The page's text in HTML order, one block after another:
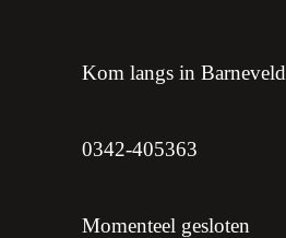
Kom langs in Barneveld
0342-405363
Momenteel gesloten